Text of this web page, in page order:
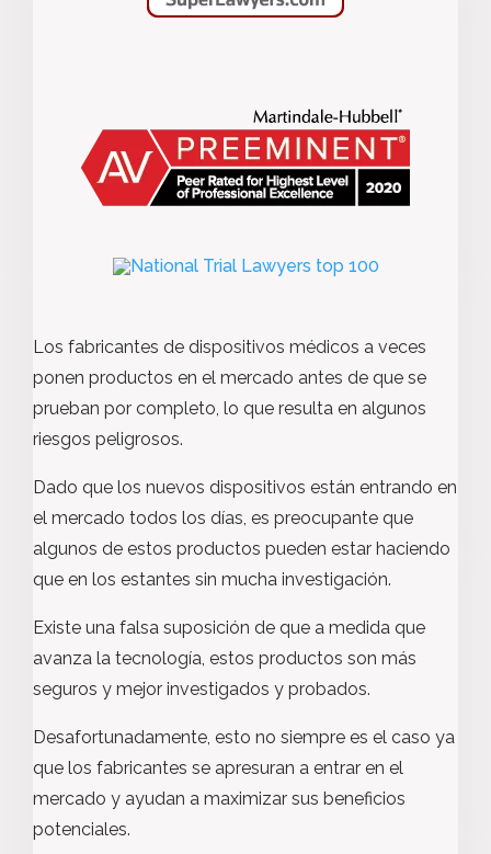
Los fabricantes de dispositivos médicos a veces
ponen productos en el mercado antes de que se
prueban por completo, lo que resulta en algunos
riesgos peligrosos.
Dado que los nuevos dispositivos están entrando en
el mercado todos los días, es preocupante que
algunos de estos productos pueden estar haciendo
que en los estantes sin mucha investigación.
Existe una falsa suposición de que a medida que
avanza la tecnología, estos productos son más
seguros y mejor investigados y probados.
Desafortunadamente, esto no siempre es el caso ya
que los fabricantes se apresuran a entrar en el
mercado y ayudan a maximizar sus beneficios
potenciales.